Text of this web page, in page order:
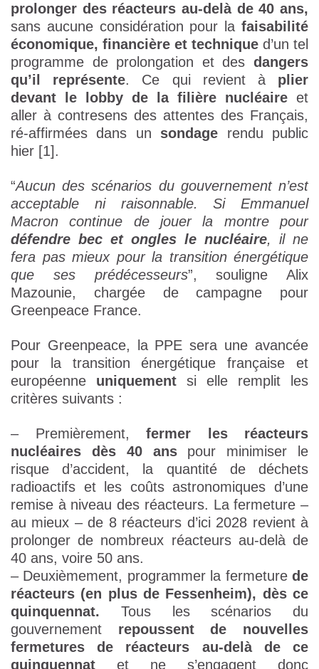
prolonger des réacteurs au-delà de 40 ans,
sans aucune considération pour la faisabilité
économique, financière et technique d’un tel
programme de prolongation et des dangers
qu’il représente. Ce qui revient à plier
devant le lobby de la filière nucléaire et
aller à contresens des attentes des Français,
ré-affirmées dans un sondage rendu public
hier [1].
“Aucun des scénarios du gouvernement n’est
acceptable ni raisonnable. Si Emmanuel
Macron continue de jouer la montre pour
défendre bec et ongles le nucléaire, il ne
fera pas mieux pour la transition énergétique
que ses prédécesseurs”, souligne Alix
Mazounie, chargée de campagne pour
Greenpeace France.
Pour Greenpeace, la PPE sera une avancée
pour la transition énergétique française et
européenne uniquement si elle remplit les
critères suivants :
– Premièrement, fermer les réacteurs
nucléaires dès 40 anspour minimiser le
risque d’accident, la quantité de déchets
radioactifs et les coûts astronomiques d’une
remise à niveau des réacteurs. La fermeture –
au mieux – de 8 réacteurs d’ici 2028 revient à
prolonger de nombreux réacteurs au-delà de
40 ans, voire 50 ans.
– Deuxièmement, programmer la fermeture de
réacteurs (en plus de Fessenheim), dès ce
quinquennat. Tous les scénarios du
gouvernement repoussent de nouvelles
fermetures de réacteurs au-delà de ce
quinquennat et ne s’engagent donc